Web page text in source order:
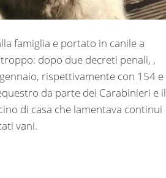
famiglia e portato in canile a
dopo due decreti penali, ,
rispettivamente con 154 e
da parte dei Carabinieri e il
di casa che lamentava continui
vani.